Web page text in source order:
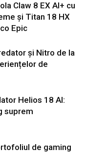
Claw 8 EX AI+ cu
și Titan 18 HX
Epic
și Nitro de la
de
Helios 18 AI:
suprem
de gaming